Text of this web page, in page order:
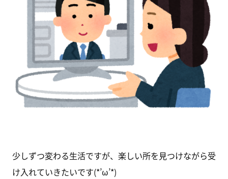
少しずつ変わる生活ですが、楽しい所を見つけながら受
け入れていきたいです(*’ω’*)